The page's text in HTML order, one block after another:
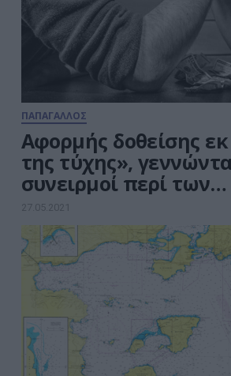
ΠΑΠΑΓΑΛΛΟΣ
Αφορμής δοθείσης
της τύχης»,
συνειρμοί περί των
ΑηΣη(x)Τήρικων
27.05.2021